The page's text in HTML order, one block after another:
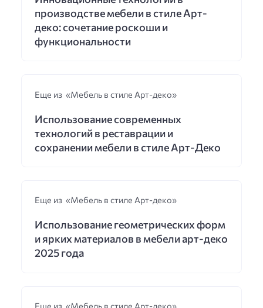
производстве мебели в стиле Арт-
деко: сочетание роскоши и
функциональности
Еще из «Мебель в стиле Арт-деко»
Использование современных
технологий в реставрации и
сохранении мебели в стиле Арт-Деко
Еще из «Мебель в стиле Арт-деко»
Использование геометрических форм
и ярких материалов в мебели арт-деко
2025 года
Еще из «Мебель в стиле Арт-деко»